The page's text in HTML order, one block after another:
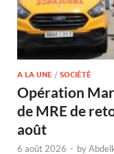
A LA UNE / SOCIÉTÉ
Opération
de MRE de
août
6 août 2026 - by